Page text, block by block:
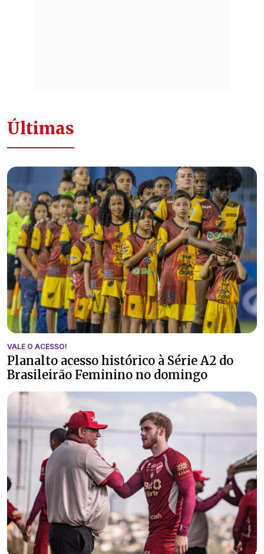
Últimas
VALE O ACESSO!
Planalto acesso histórico à Série A2 do
Brasileirão Feminino no domingo